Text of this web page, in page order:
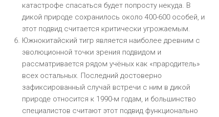
катастрофе спасаться будет попросту некуда. В
дикой природе сохранилось около 400-600 особей, и
этот подвид считается критически угрожаемым.
Южнокитайский тигр является наиболее древним с
эволюционной точки зрения подвидом и
рассматривается рядом учёных как «прародитель»
всех остальных. Последний достоверно
зафиксированный случай встречи с ним в дикой
природе относится к 1990-м годам, и большинство
специалистов считают этот подвид функционально